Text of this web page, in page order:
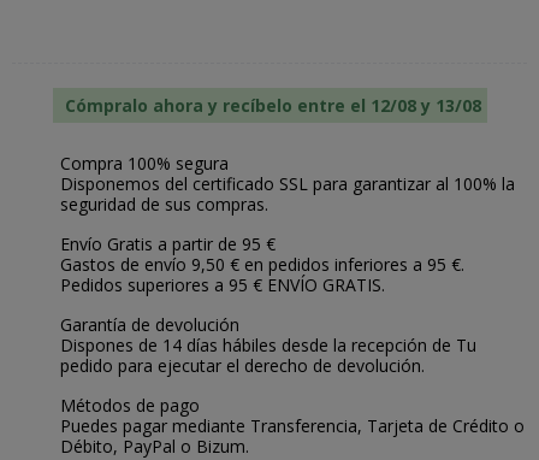
Cómpralo ahora y recíbelo entre el 12/08 y 13/08
Compra 100% segura
Disponemos del certificado SSL para garantizar al 100% la
seguridad de sus compras.
Envío Gratis a partir de 95 €
Gastos de envío 9,50 € en pedidos inferiores a 95 €.
Pedidos superiores a 95 € ENVÍO GRATIS.
Garantía de devolución
Dispones de 14 días hábiles desde la recepción de Tu
pedido para ejecutar el derecho de devolución.
Métodos de pago
Puedes pagar mediante Transferencia, Tarjeta de Crédito o
Débito, PayPal o Bizum.